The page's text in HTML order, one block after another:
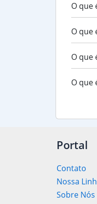
O que
O que
O que
O que
Portal
Contato
Nossa
Sobre Nós